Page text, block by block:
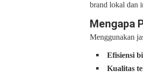
brand lokal dan
Mengapa
Menggunakan
Efisiensi
Kualitas